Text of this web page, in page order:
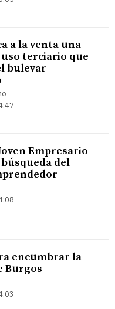
a la venta una
terciario que
bulevar
Empresario
del
encumbrar la
Burgos